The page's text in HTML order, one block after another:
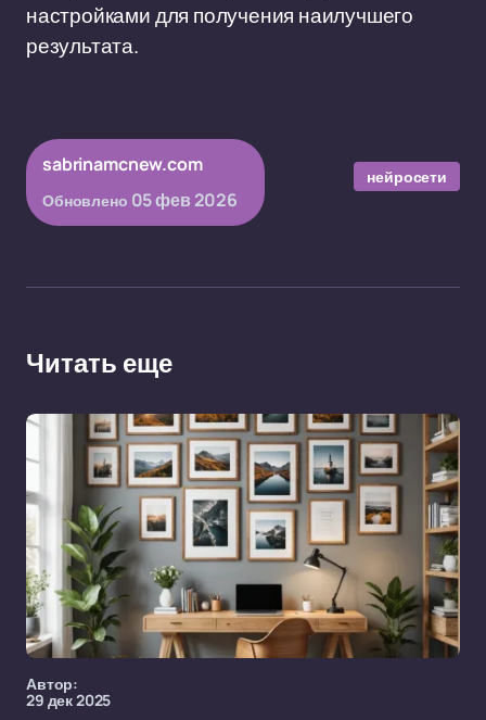
настройками для получения наилучшего
результата.
sabrinamcnew.com
Обновлено 05 фев 2026
нейросети
Читать еще
Автор:
29 дек 2025